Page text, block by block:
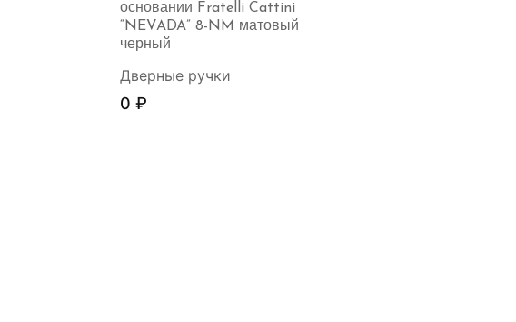
основании Fratelli Cattini
“NEVADA” 8-NM матовый
черный
Дверные ручки
0 ₽